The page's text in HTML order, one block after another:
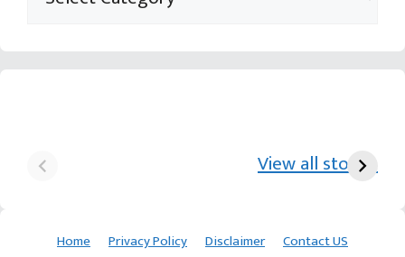
View all stories
ખેડૂતની કમાલ આચાર્ય દેવવ્રતજી
Home Privacy Policy Disclaimer
Contact US